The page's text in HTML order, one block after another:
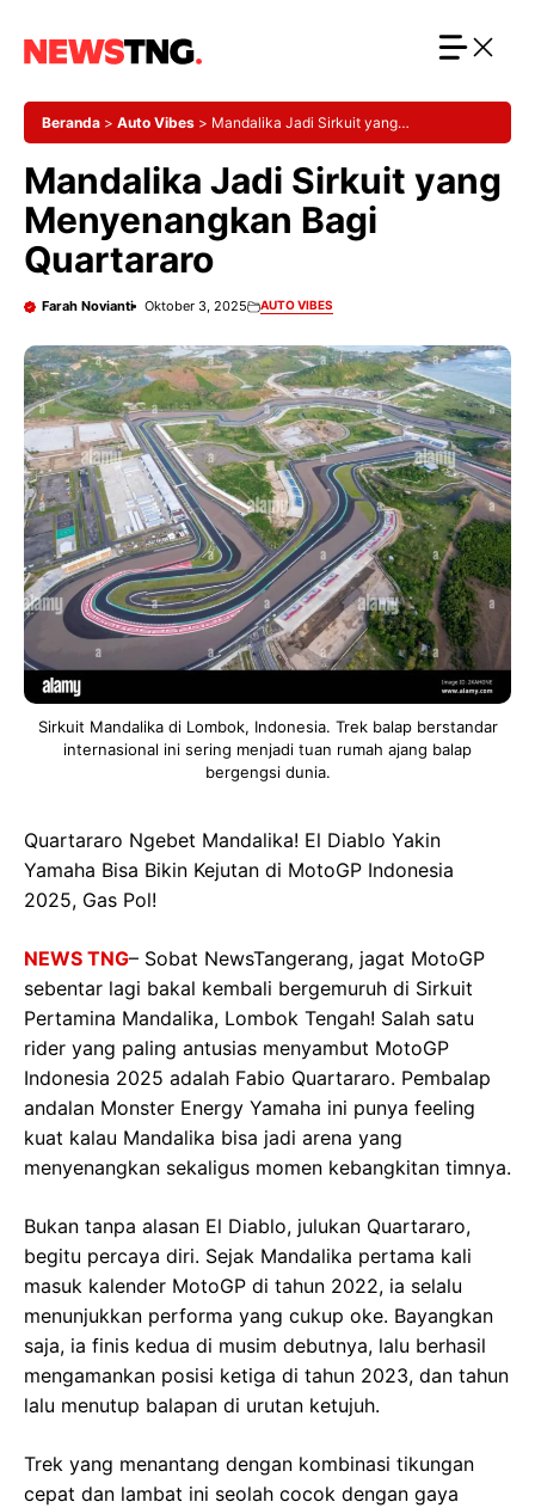
Beranda > Auto Vibes > Mandalika Jadi Sirkuit yang
Mandalika Jadi Sirkuit yang
Menyenangkan Bagi
Quartararo
Farah Novianti Oktober 3, 2025 AUTO VIBES
Sirkuit Mandalika di Lombok, Indonesia. Trek balap berstandar
internasional ini sering menjadi tuan rumah ajang balap
bergengsi dunia.
Quartararo Ngebet Mandalika! El Diablo Yakin
Yamaha Bisa Bikin Kejutan di MotoGP Indonesia
2025, Gas Pol!
NEWS TNG– Sobat NewsTangerang, jagat MotoGP
sebentar lagi bakal kembali bergemuruh di Sirkuit
Pertamina Mandalika, Lombok Tengah! Salah satu
rider yang paling antusias menyambut MotoGP
Indonesia 2025 adalah Fabio Quartararo. Pembalap
andalan Monster Energy Yamaha ini punya feeling
kuat kalau Mandalika bisa jadi arena yang
menyenangkan sekaligus momen kebangkitan timnya.
Bukan tanpa alasan El Diablo, julukan Quartararo,
begitu percaya diri. Sejak Mandalika pertama kali
masuk kalender MotoGP di tahun 2022, ia selalu
menunjukkan performa yang cukup oke. Bayangkan
saja, ia finis kedua di musim debutnya, lalu berhasil
mengamankan posisi ketiga di tahun 2023, dan tahun
lalu menutup balapan di urutan ketujuh.
Trek yang menantang dengan kombinasi tikungan
cepat dan lambat ini seolah cocok dengan gaya